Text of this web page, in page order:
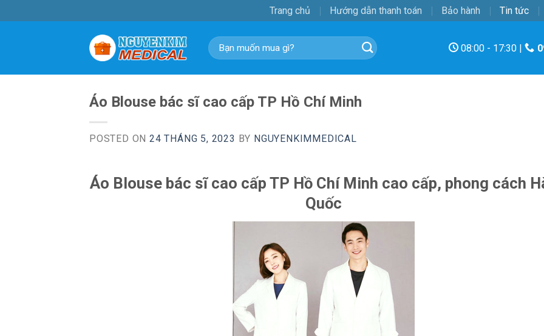
to
Trang chủ Hướng dẫn thanh toán Bảo hành Tin tức
Tìm
kiếm:
08:00 - 17:30 |
Áo Blouse bác sĩ cao cấp TP Hồ Chí Minh
POSTED ON24 THÁNG 5, 2023 BY NGUYENKIMMEDICAL
Áo Blouse bác sĩ cao cấp TP Hồ Chí Minh cao cấp, phong cách
Quốc